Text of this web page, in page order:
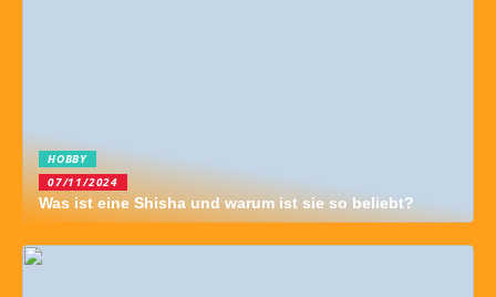
HOBBY
07/11/2024
Was ist eine Shisha und warum ist sie so beliebt?